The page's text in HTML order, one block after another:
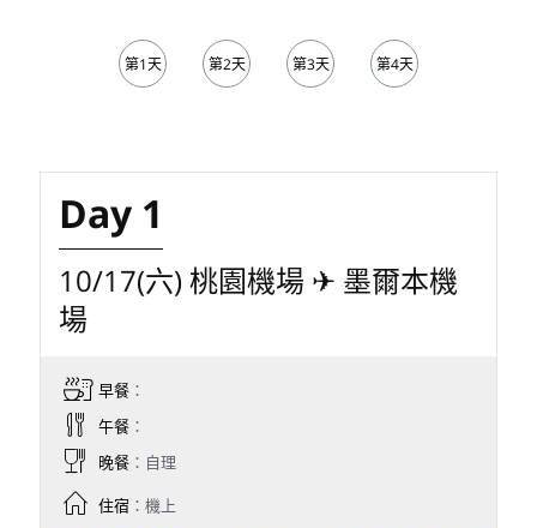
第1天 第2天 第3天 第4天
Day 1
10/17(六) 桃園機場 ✈ 墨爾本機
場
早餐：
午餐：
晚餐：自理
住宿：機上